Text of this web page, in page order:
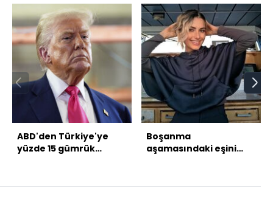
ABD'den Türkiye'ye
yüzde 15 gümrük
Boşanma
aşamasındaki eşini